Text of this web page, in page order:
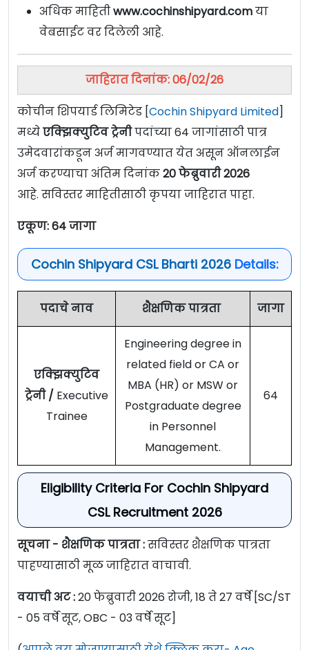
अधिक माहितीwww.cochinshipyard.comया
वेबसाईट वर दिलेली आहे.
जाहिरात दिनांक: 06/02/26
कोचीन शिपयार्ड लिमिटेड [Cochin Shipyard Limited]
मध्येएक्झिक्युटिव ट्रेनीपदांच्या 64 जागांसाठी पात्र
उमेदवारांकडून अर्ज मागवण्यात येत असून ऑनलाईन
अर्ज करण्याचा अंतिम दिनांक20 फेब्रुवारी 2026
आहे. सविस्तर माहितीसाठी कृपया जाहिरात पाहा.
एकूण: 64 जागा
Cochin Shipyard CSL Bharti 2026Details:
पदाचे नाव शैक्षणिक पात्रता जागा
एक्झिक्युटिव
ट्रेनी / Executive
Trainee
Engineering degree in
related field or CA or
MBA (HR) or MSW or
Postgraduate degree
in Personnel
Management.
64
Eligibility Criteria For Cochin Shipyard
CSL Recruitment 2026
सूचना - शैक्षणिक पात्रता :सविस्तर शैक्षणिक पात्रता
पाहण्यासाठी मूळ जाहिरात वाचावी.
वयाची अट :20 फेब्रुवारी 2026 रोजी, 18 ते 27 वर्षे [SC/ST
- 05 वर्षे सूट, OBC - 03 वर्षे सूट]